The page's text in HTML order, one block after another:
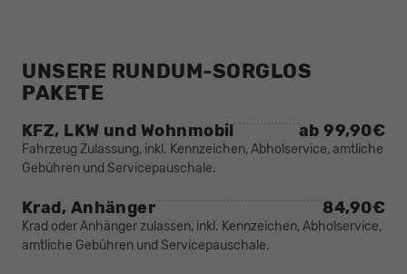
UNSERE RUNDUM-SORGLOS
PAKETE
KFZ, LKW und Wohnmobil ab 99,90€
Fahrzeug Zulassung, inkl. Kennzeichen, Abholservice, amtliche
Gebühren und Servicepauschale.
Krad, Anhänger 84,90€
Krad oder Anhänger zulassen, inkl. Kennzeichen, Abholservice,
amtliche Gebühren und Servicepauschale.